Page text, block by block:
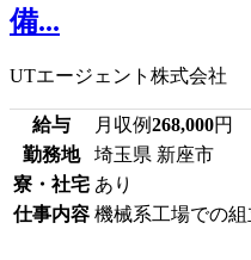
備...
UTエージェント株式会社
給与 月収例268,000円
勤務地
埼玉県 新座市
寮・社宅 あり
仕事内容 機械系工場での